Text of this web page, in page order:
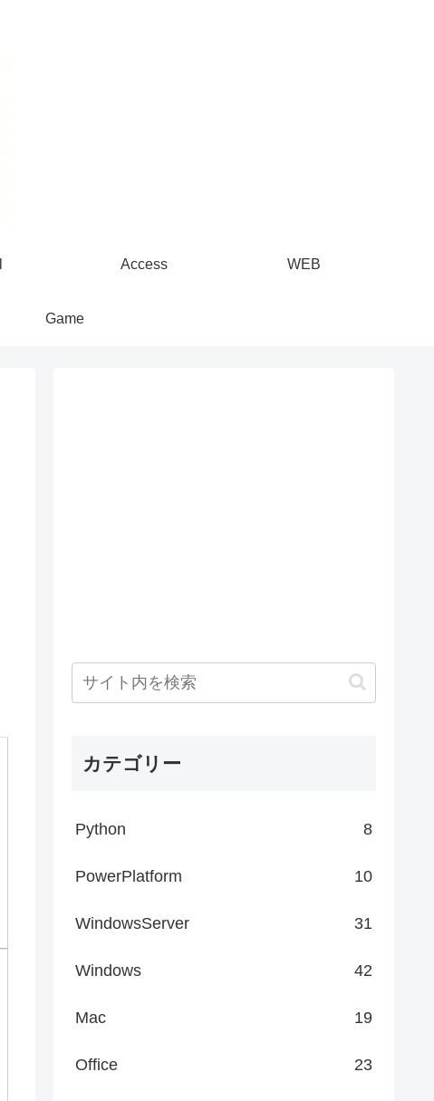
Access WEB
Game
カテゴリー
Python 8
PowerPlatform 10
WindowsServer 31
Windows 42
Mac 19
Office 23